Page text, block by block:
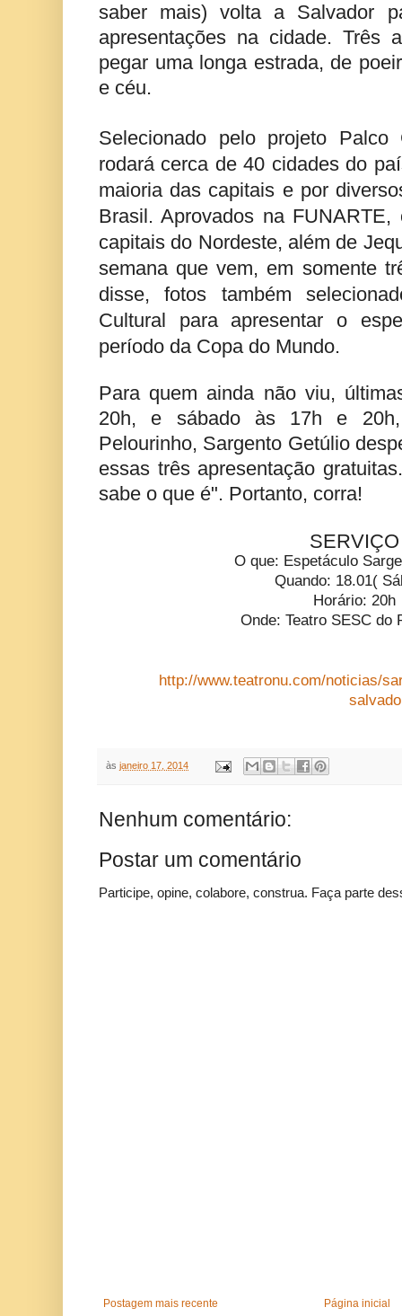
saber mais) volta a Salvador
apresentações na cidade. Três
pegar uma longa estrada, de
e céu.
Selecionado pelo projeto
rodará cerca de 40 cidades do
maioria das capitais e por
Brasil. Aprovados na FUNARTE,
capitais do Nordeste, além de
semana que vem, em somente
disse, fotos também
Cultural para apresentar o
período da Copa do Mundo.
Para quem ainda não viu,
20h, e sábado às 17h e
Pelourinho, Sargento Getúlio
essas três apresentação
sabe o que é". Portanto, corra!
SERVIÇO
O que: Espetáculo
Quando: 18.01(
Horário: 20h
Onde:Teatro SESC do
http://www.teatronu.com/noticias/
às janeiro 17, 2014
Nenhum comentário:
Postar um comentário
Participe, opine, colabore, construa. Faça parte
Postagem mais recente Página inicial